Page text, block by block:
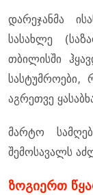
დარეჯანმა
სასახლე
თბილისში
აგრეთვე
მარტო
შემოსავალს
ზოგიერთ